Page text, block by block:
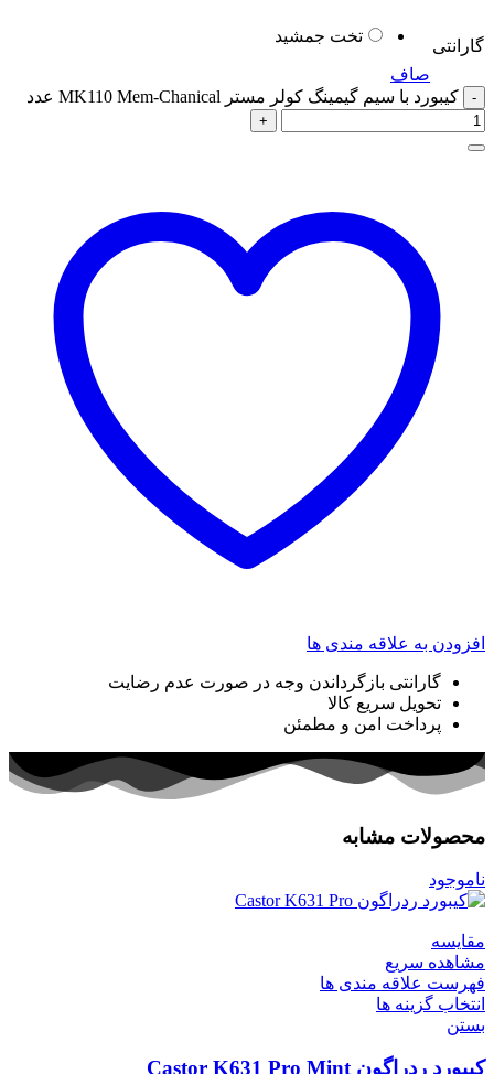
گارانتی
تخت جمشید
صاف
کیبورد با سیم گیمینگ کولر مستر MK110 Mem-Chanical عدد
افزودن به علاقه مندی ها
گارانتی بازگرداندن وجه در صورت عدم رضایت
تحویل سریع کالا
پرداخت امن و مطمئن
محصولات مشابه
ناموجود
مقایسه
مشاهده سریع
فهرست علاقه مندی ها
انتخاب گزینه ها
بستن
کیبورد ردراگون Castor K631 Pro Mint